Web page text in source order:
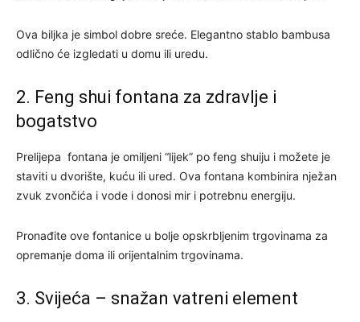
Ova biljka je simbol dobre sreće. Elegantno stablo bambusa
odlično će izgledati u domu ili uredu.
2. Feng shui fontana za zdravlje i
bogatstvo
Prelijepa fontana je omiljeni “lijek” po feng shuiju i možete je
staviti u dvorište, kuću ili ured. Ova fontana kombinira nježan
zvuk zvončića i vode i donosi mir i potrebnu energiju.
Pronađite ove fontanice u bolje opskrbljenim trgovinama za
opremanje doma ili orijentalnim trgovinama.
3. Svijeća – snažan vatreni element